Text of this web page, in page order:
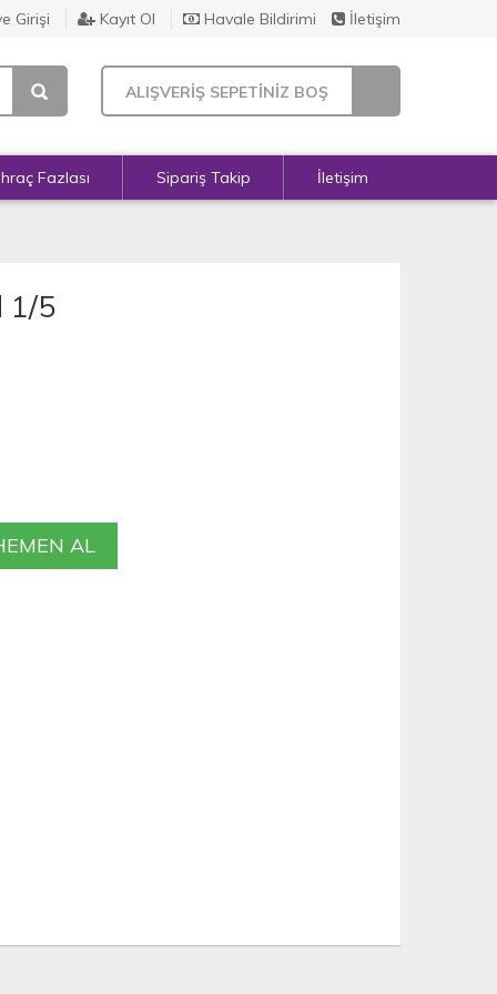
Girişi Kayıt Ol Havale Bildirimi İletişim
ALIŞVERİŞ SEPETİNİZ BOŞ
Fazlası Sipariş Takip İletişim
1/5
AL